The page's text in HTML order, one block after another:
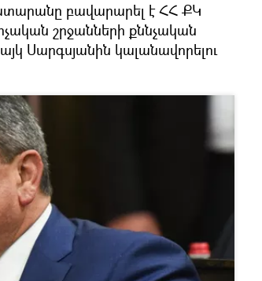
բավարարել է ՀՀ ՔԿ
շրջանների քննչական
Սարգսյանին կալանավորելու